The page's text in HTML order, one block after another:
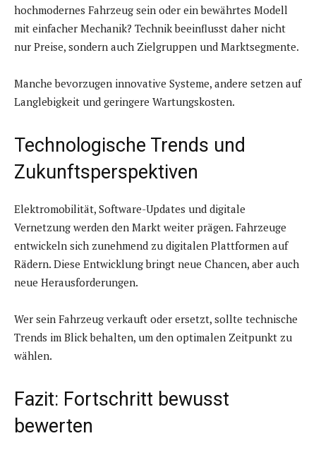
hochmodernes Fahrzeug sein oder ein bewährtes Modell
mit einfacher Mechanik? Technik beeinflusst daher nicht
nur Preise, sondern auch Zielgruppen und Marktsegmente.
Manche bevorzugen innovative Systeme, andere setzen auf
Langlebigkeit und geringere Wartungskosten.
Technologische Trends und
Zukunftsperspektiven
Elektromobilität, Software-Updates und digitale
Vernetzung werden den Markt weiter prägen. Fahrzeuge
entwickeln sich zunehmend zu digitalen Plattformen auf
Rädern. Diese Entwicklung bringt neue Chancen, aber auch
neue Herausforderungen.
Wer sein Fahrzeug verkauft oder ersetzt, sollte technische
Trends im Blick behalten, um den optimalen Zeitpunkt zu
wählen.
Fazit: Fortschritt bewusst
bewerten